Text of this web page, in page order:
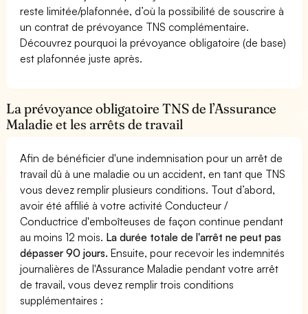
reste limitée/plafonnée, d’où la possibilité de souscrire à
un contrat de prévoyance TNS complémentaire.
Découvrez pourquoi la prévoyance obligatoire (de base)
est plafonnée juste après.
La prévoyance obligatoire TNS de l’Assurance
Maladie et les arrêts de travail
Afin de bénéficier d'une indemnisation pour un arrêt de
travail dû à une maladie ou un accident, en tant que TNS
vous devez remplir plusieurs conditions. Tout d’abord,
avoir été affilié à votre activité Conducteur /
Conductrice d'emboîteuses de façon continue pendant
au moins 12 mois. La durée totale de l'arrêt ne peut pas
dépasser 90 jours. Ensuite, pour recevoir les indemnités
journalières de l'Assurance Maladie pendant votre arrêt
de travail, vous devez remplir trois conditions
supplémentaires :